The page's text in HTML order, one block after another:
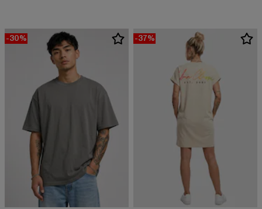
-30% -37%